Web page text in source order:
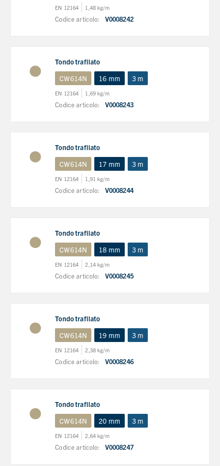
EN 12164 1,48 kg/m
Codice articolo: V0008242
Tondo trafilato
CW614N
16 mm 3 m
EN 12164 1,69 kg/m
Codice articolo: V0008243
Tondo trafilato
CW614N
17 mm 3 m
EN 12164 1,91 kg/m
Codice articolo: V0008244
Tondo trafilato
CW614N
18 mm 3 m
EN 12164 2,14 kg/m
Codice articolo: V0008245
Tondo trafilato
CW614N
19 mm 3 m
EN 12164 2,38 kg/m
Codice articolo: V0008246
Tondo trafilato
CW614N
20 mm 3 m
EN 12164 2,64 kg/m
Codice articolo: V0008247